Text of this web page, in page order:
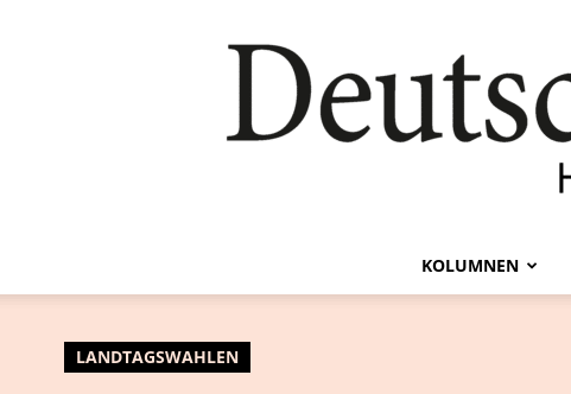
KOLUMNEN
LANDTAGSWAHLEN